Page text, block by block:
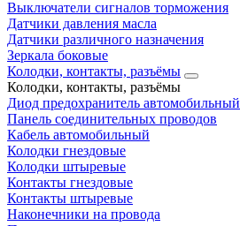
Выключатели сигналов торможения
Датчики давления масла
Датчики различного назначения
Зеркала боковые
Колодки, контакты, разъёмы
Колодки, контакты, разъёмы
Диод предохранитель автомобильный
Панель соединительных проводов
Кабель автомобильный
Колодки гнездовые
Колодки штыревые
Контакты гнездовые
Контакты штыревые
Наконечники на провода